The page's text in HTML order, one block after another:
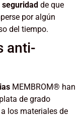
seguridad de que
por algún
del tiempo.
anti-
MEMBROM® han
de grado
los materiales de